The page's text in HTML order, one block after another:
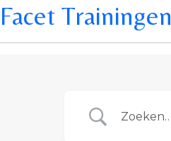
Facet Trainingen